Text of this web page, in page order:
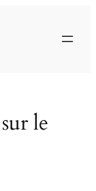
le